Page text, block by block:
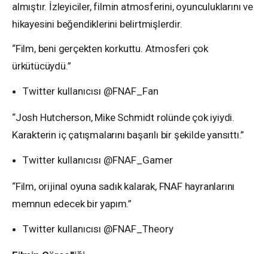
almıştır. İzleyiciler, filmin atmosferini, oyunculuklarını ve
hikayesini beğendiklerini belirtmişlerdir.
“Film, beni gerçekten korkuttu. Atmosferi çok
ürkütücüydü.”
Twitter kullanıcısı @FNAF_Fan
“Josh Hutcherson, Mike Schmidt rolünde çok iyiydi.
Karakterin iç çatışmalarını başarılı bir şekilde yansıttı.”
Twitter kullanıcısı @FNAF_Gamer
“Film, orijinal oyuna sadık kalarak, FNAF hayranlarını
memnun edecek bir yapım.”
Twitter kullanıcısı @FNAF_Theory